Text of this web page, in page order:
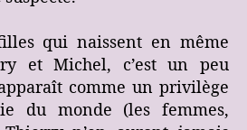
qui naissent en même
et Michel, c’est un peu
comme un privilège
du monde (les femmes,